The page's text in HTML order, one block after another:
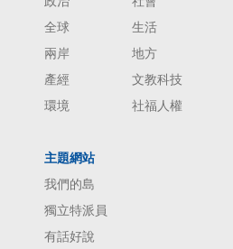
全球
生活
兩岸
地方
產經
文教科技
環境
社福人權
主題網站
我們的島
獨立特派員
有話好說